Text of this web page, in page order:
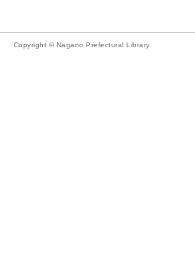
Copyright © Nagano Prefectural Library